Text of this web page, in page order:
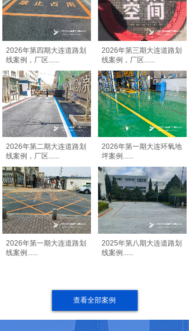
查看全部案例
2026年第四期大连道路划
线案例，厂区
2026年第三期大连道路划
线案例，厂区
2026年第二期大连道路划
线案例，厂区......
2026年第一期大连环氧地
坪案例 ......
2026年第一期大连道路划
线案例
2025年第八期大连道路划
线案例